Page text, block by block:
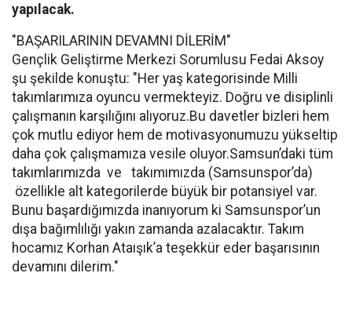
yapılacak.
"BAŞARILARININ DEVAMNI DİLERİM"
Gençlik Geliştirme Merkezi Sorumlusu Fedai Aksoy
şu şekilde konuştu: "Her yaş kategorisinde Milli
takımlarımıza oyuncu vermekteyiz. Doğru ve disiplinli
çalışmanın karşılığını alıyoruz.Bu davetler bizleri hem
çok mutlu ediyor hem de motivasyonumuzu yükseltip
daha çok çalışmamıza vesile oluyor.Samsun’daki tüm
takımlarımızda ve takımımızda (Samsunspor’da)
özellikle alt kategorilerde büyük bir potansiyel var.
Bunu başardığımızda inanıyorum ki Samsunspor’un
dışa bağımlılığı yakın zamanda azalacaktır. Takım
hocamız Korhan Ataışık’a teşekkür eder başarısının
devamını dilerim."